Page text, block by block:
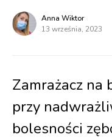
Anna Wiktor
13 września, 2023
Zamrażacz na
przy
bolesności